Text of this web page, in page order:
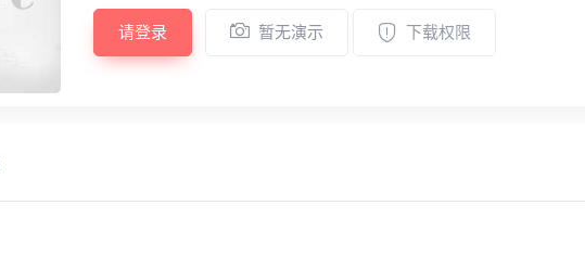
请登录 暂无演示 下载权限